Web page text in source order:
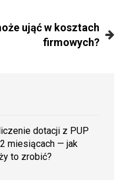
ująć w kosztach
firmowych?
dotacji z PUP
miesiącach — jak
to zrobić?